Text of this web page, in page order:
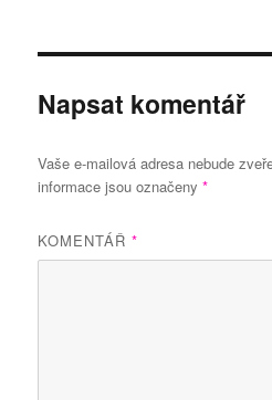
Napsat komentář
Vaše e-mailová adresa nebude
informace jsou označeny*
KOMENTÁŘ*